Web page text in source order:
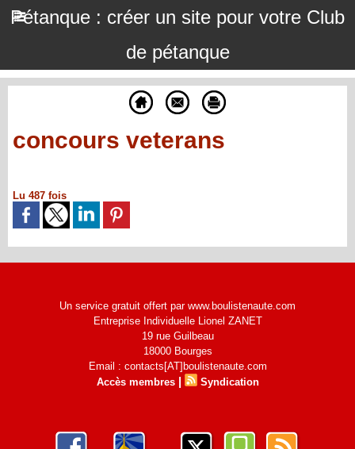
Pétanque : créer un site pour votre Club
de pétanque
concours veterans
Lu 487 fois
Un service gratuit offert par www.boulistenaute.com
Entreprise Individuelle Lionel ZANET
19 rue Guilbeau
18000 Bourges
Email : contacts[AT]boulistenaute.com
Accès membres | Syndication